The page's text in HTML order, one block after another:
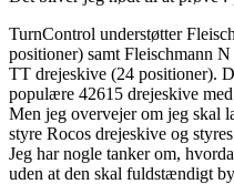
TurnControl understøtter
positioner) samt Fleischmann
TT drejeskive (24 positioner).
populære 42615 drejeskive
Men jeg overvejer om jeg skal
styre Rocos drejeskive og
Jeg har nogle tanker om,
uden at den skal fuldstændigt